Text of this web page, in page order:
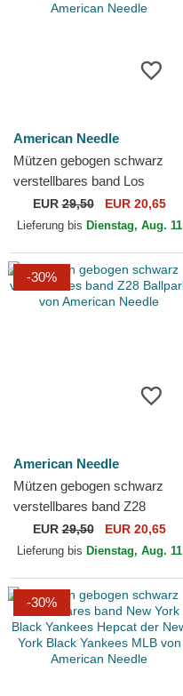
American Needle
Mützen gebogen schwarz
verstellbares band Los
Angeles Dodgers Ballpark
der Los Angeles Dodgers...
EUR29,50 EUR 20,65
Lieferung bis Dienstag, Aug. 11
-30%
American Needle
Mützen gebogen schwarz
verstellbares band Z28
Ballpark von American
Needle
EUR29,50 EUR 20,65
Lieferung bis Dienstag, Aug. 11
-30%